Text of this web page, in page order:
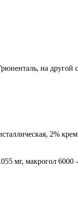
на другой
2%
мг, макрогол 6000